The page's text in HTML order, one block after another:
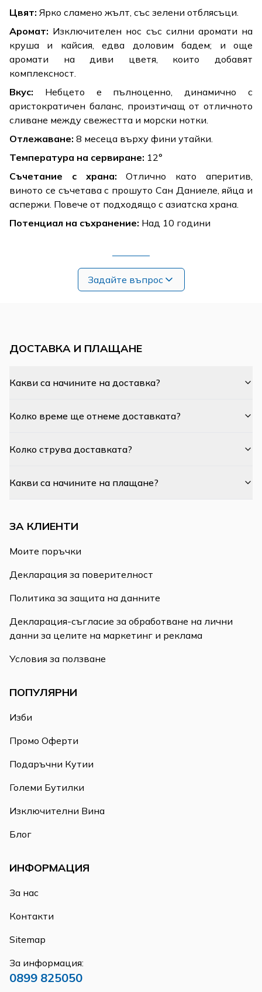
Цвят: Ярко сламено жълт, със зелени отблясъци.
Аромат: Изключителен нос със силни аромати на
круша и кайсия, едва доловим бадем; и още
аромати на диви цветя, които добавят
комплексност.
Вкус: Небцето е пълноценно, динамично с
аристократичен баланс, произтичащ от отличното
сливане между свежестта и морски нотки.
Отлежаване: 8 месеца върху фини утайки.
Температура на сервиране: 12°
Съчетание с храна: Отлично като аперитив,
виното се съчетава с прошуто Сан Даниеле, яйца и
аспержи. Повече от подходящо с азиатска храна.
Потенциал на съхранение: Над 10 години
Задайте въпрос
ДОСТАВКА И ПЛАЩАНЕ
Какви са начините на доставка?
Колко време ще отнеме доставката?
Колко струва доставката?
Какви са начините на плащане?
ЗА КЛИЕНТИ
Моите поръчки
Декларация за поверителност
Политика за защита на данните
Декларация-съгласие за обработване на лични
данни за целите на маркетинг и реклама
Условия за ползване
ПОПУЛЯРНИ
Изби
Промо Оферти
Подаръчни Кутии
Големи Бутилки
Изключителни Вина
Блог
ИНФОРМАЦИЯ
За нас
Контакти
Sitemap
За информация:
0899 825050